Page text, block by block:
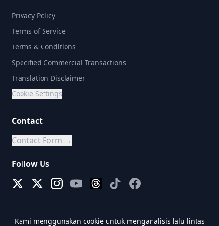
Privacy Policy
Terms of Service
Terms & Conditions
Specified Commercial Transactions
Translation Disclaimer
Cookie Settings
Contact
Contact Form →
Follow Us
Kami menggunakan cookie untuk menganalisis lalu lintas